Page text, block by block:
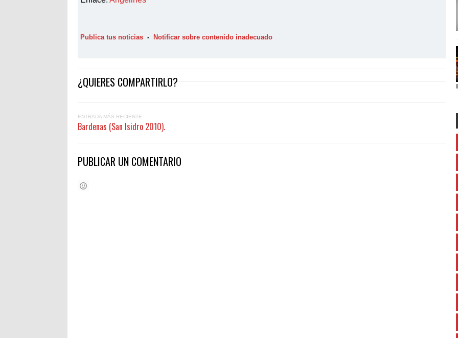
Publica tus noticias - Notificar sobre contenido inadecuado
¿QUIERES COMPARTIRLO?
ENTRADA MÁS RECIENTE
Bardenas (San Isidro 2010).
PUBLICAR UN COMENTARIO